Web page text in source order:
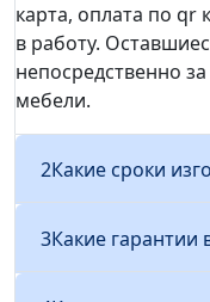
карта, оплата по qr
в работу.
непосредственно
мебели.
2Какие сроки
3Какие гарантии